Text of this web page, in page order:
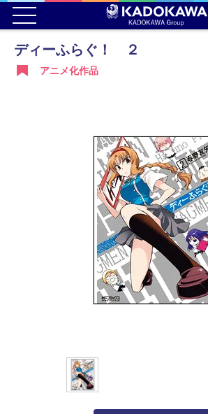
ディーふらぐ！ ２
アニメ化作品